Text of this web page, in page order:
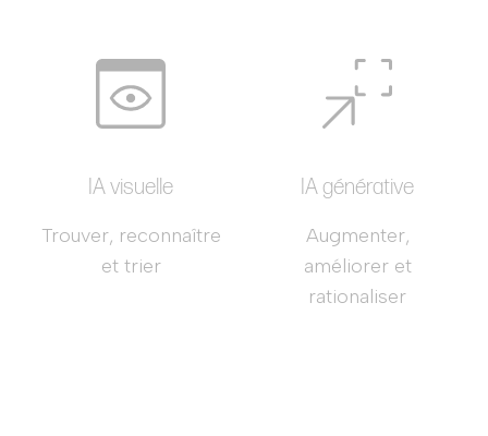
IA visuelle
Trouver, reconnaître
et trier
IA générative
Augmenter,
améliorer et
rationaliser